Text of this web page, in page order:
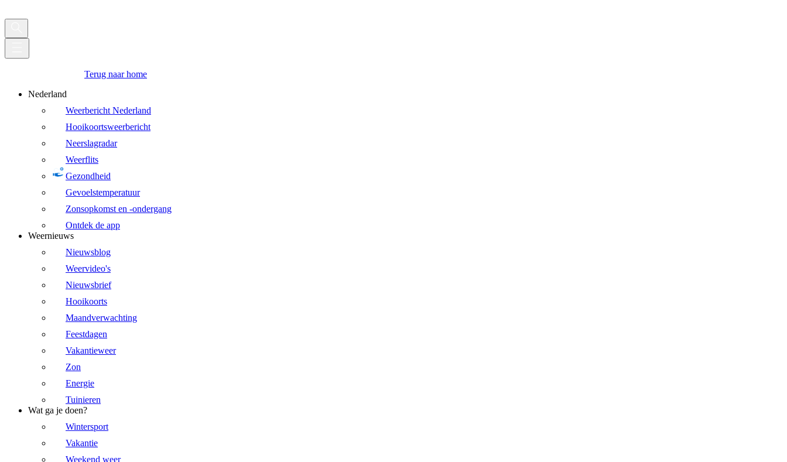
Terug naar home
Nederland
Weerbericht Nederland
Hooikoortsweerbericht
Neerslagradar
Weerflits
Gezondheid
Gevoelstemperatuur
Zonsopkomst en -ondergang
Ontdek de app
Weernieuws
Nieuwsblog
Weervideo's
Nieuwsbrief
Hooikoorts
Maandverwachting
Feestdagen
Vakantieweer
Zon
Energie
Tuinieren
Wat ga je doen?
Wintersport
Vakantie
Weekend weer